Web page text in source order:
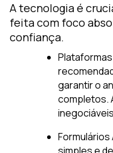
A tecnologia é
feita com foco
confiança.
garantir o
completos.
Formulários